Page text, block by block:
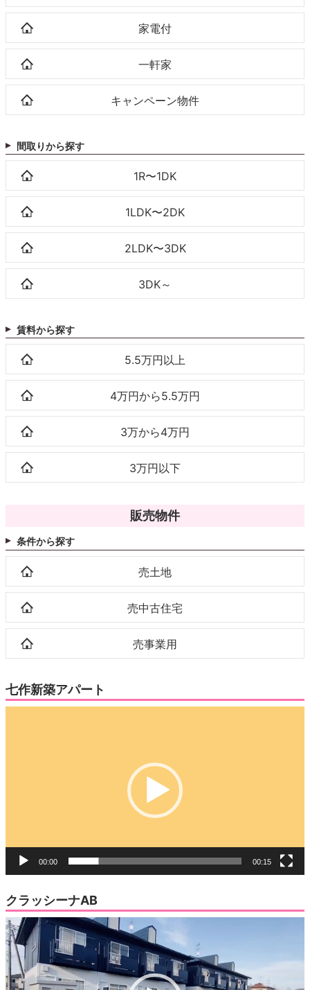
家電付
一軒家
キャンペーン物件
間取りから探す
1R〜1DK
1LDK〜2DK
2LDK〜3DK
3DK～
賃料から探す
5.5万円以上
4万円から5.5万円
3万から4万円
3万円以下
販売物件
条件から探す
売土地
売中古住宅
売事業用
七作新築アパート
00:00 00:15
クラッシーナAB
動
画
プ
レ